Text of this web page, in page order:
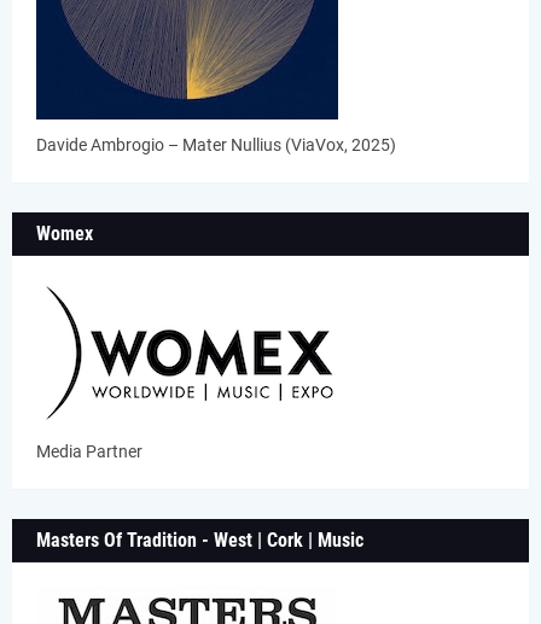
Davide Ambrogio – Mater Nullius (ViaVox, 2025)
Womex
Media Partner
Masters Of Tradition - West | Cork | Music